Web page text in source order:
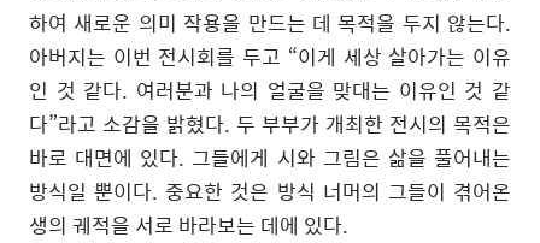
하여 새로운 의미 작용을 만드는 데 목적을 두지 않는다.
아버지는 이번 전시회를 두고 “이게 세상 살아가는 이유
인 것 같다. 여러분과 나의 얼굴을 맞대는 이유인 것 같
다”라고 소감을 밝혔다. 두 부부가 개최한 전시의 목적은
바로 대면에 있다. 그들에게 시와 그림은 삶을 풀어내는
방식일 뿐이다. 중요한 것은 방식 너머의 그들이 겪어온
생의 궤적을 서로 바라보는 데에 있다.